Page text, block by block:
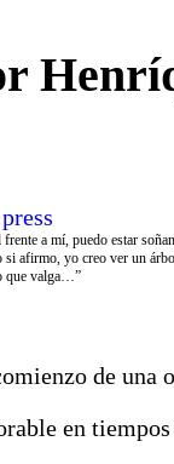
a mí, puedo estar
si afirmo, yo creo ver un
que valga…”
de una
en